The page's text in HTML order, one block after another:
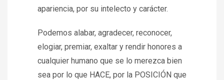
apariencia, por su intelecto y carácter.
Podemos alabar, agradecer, reconocer,
elogiar, premiar, exaltar y rendir honores a
cualquier humano que se lo merezca bien
sea por lo que HACE, por la POSICIÓN que